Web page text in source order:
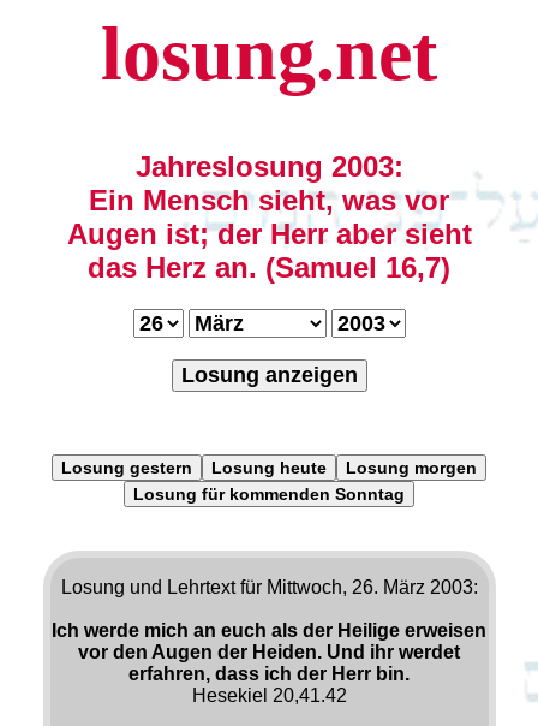
losung.net
Jahreslosung 2003:
Ein Mensch sieht, was vor
Augen ist; der Herr aber sieht
das Herz an. (Samuel 16,7)
Losung anzeigen
Losung gestern Losung heute
Losung morgen
Losung für kommenden Sonntag
Losung und Lehrtext für Mittwoch, 26. März 2003:
Ich werde mich an euch als der Heilige erweisen
vor den Augen der Heiden. Und ihr werdet
erfahren, dass ich der Herr bin.
Hesekiel 20,41.42